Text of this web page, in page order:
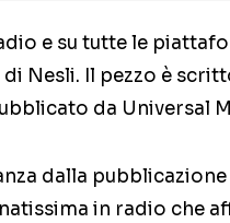
e su tutte le
Nesli. Il pezzo è
da Universal
dalla
in radio che